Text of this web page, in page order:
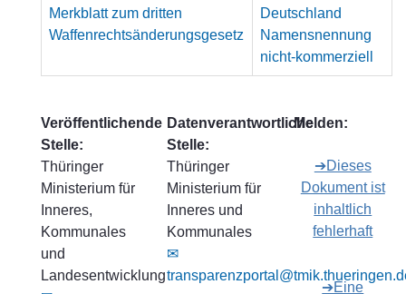
Merkblatt zum dritten
Waffenrechtsänderungsgesetz
Deutschland
Namensnennung
nicht-kommerziell
Veröffentlichende
Stelle:
Thüringer
Ministerium für
Inneres,
Kommunales
und
Landesentwicklung
Datenverantwortliche
Stelle:
Thüringer
Ministerium für
Inneres und
Kommunales
✉
Melden:
➔Dieses
Dokument ist
inhaltlich
fehlerhaft
➔Eine